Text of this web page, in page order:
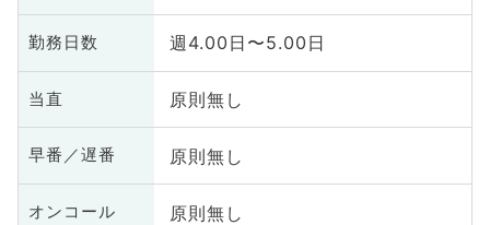
勤務日数 週4.00日〜5.00日
当直 原則無し
早番／遅番 原則無し
オンコール 原則無し